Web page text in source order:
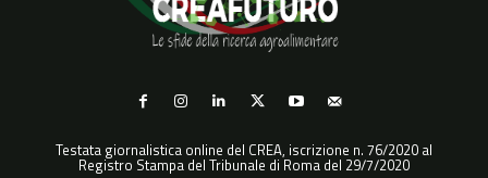
Testata giornalistica online del CREA, iscrizione n. 76/2020 al
Registro Stampa del Tribunale di Roma del 29/7/2020